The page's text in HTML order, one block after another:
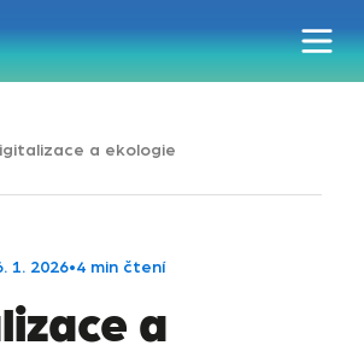
a ekologie
1. 2026•4 min čtení
a